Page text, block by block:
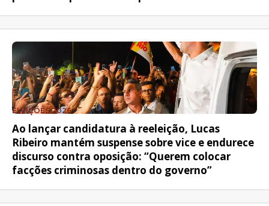
ELEIÇÕES 2026
Ao lançar candidatura à reeleição, Lucas
Ribeiro mantém suspense sobre vice e endurece
discurso contra oposição: “Querem colocar
facções criminosas dentro do governo”